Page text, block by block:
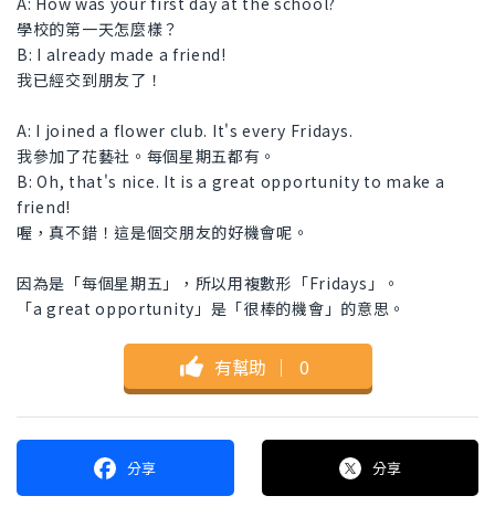
學校的第一天怎麼樣？
B: I already made a friend!
我已經交到朋友了！
A: I joined a flower club. It's every Fridays.
我參加了花藝社。每個星期五都有。
B: Oh, that's nice. It is a great opportunity to make a
friend!
喔，真不錯！這是個交朋友的好機會呢。
因為是「每個星期五」，所以用複數形「Fridays」。
「a great opportunity」是「很棒的機會」的意思。
有幫助 ｜ 0
分享 分享